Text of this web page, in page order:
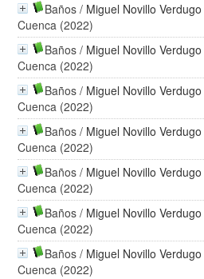
Baños / Miguel Novillo Verdugo
Cuenca (2022)
Baños / Miguel Novillo Verdugo
Cuenca (2022)
Baños / Miguel Novillo Verdugo
Cuenca (2022)
Baños / Miguel Novillo Verdugo
Cuenca (2022)
Baños / Miguel Novillo Verdugo
Cuenca (2022)
Baños / Miguel Novillo Verdugo
Cuenca (2022)
Baños / Miguel Novillo Verdugo
Cuenca (2022)